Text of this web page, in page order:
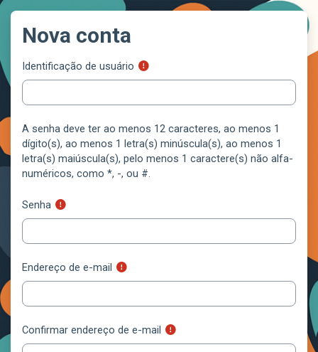
Ir para o conteúdo principal
Nova conta
Identificação de usuário
A senha deve ter ao menos 12 caracteres, ao menos 1
dígito(s), ao menos 1 letra(s) minúscula(s), ao menos 1
letra(s) maiúscula(s), pelo menos 1 caractere(s) não alfa-
numéricos, como *, -, ou #.
Senha
Endereço de e-mail
Confirmar endereço de e-mail